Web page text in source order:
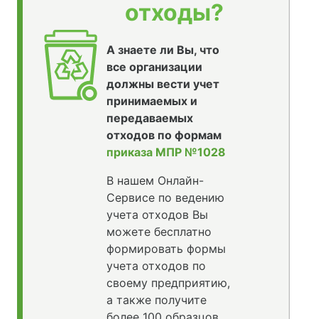
отходы?
А знаете ли Вы, что
все организации
должны вести учет
принимаемых и
передаваемых
отходов по формам
приказа МПР №1028
В нашем Онлайн-
Сервисе по ведению
учета отходов Вы
можете бесплатно
формировать формы
учета отходов по
своему предприятию,
а также получите